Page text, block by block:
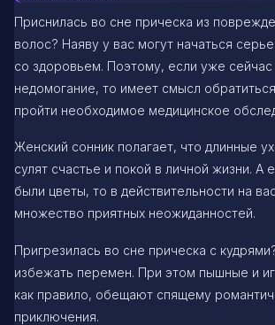
Приснилась во сне прическа из
волос? Наяву у вас могут начаться
со здоровьем. Поэтому, если уже сейчас
недомогание, то имеет смысл
пройти необходимое медицинское
Женский сонник полагает, что длинные
сулят счастье и покой в личной жизни. А
были цветы, то в действительности на
множество приятных неожиданностей.
Пригрезилась во сне прическа с
избежать перемен. При этом пышные и
как правило, обещают спящему
приключения.